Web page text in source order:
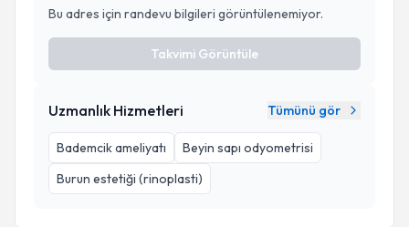
Bu adres için randevu bilgileri görüntülenemiyor.
Takvimi Görüntüle
Uzmanlık Hizmetleri Tümünü gör
Bademcik ameliyatı
Beyin sapı odyometrisi
Burun estetiği (rinoplasti)